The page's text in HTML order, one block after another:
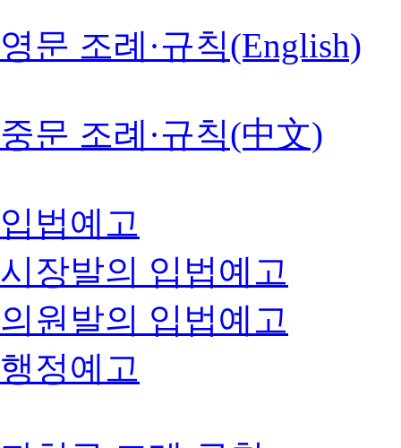
영문 조례·규칙(English)
중문 조례·규칙(中文)
입법예고
시장발의 입법예고
의원발의 입법예고
행정예고